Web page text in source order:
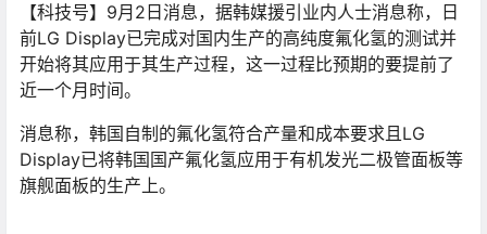
【科技号】9月2日消息，据韩媒援引业内人士消息称，日
前LG Display已完成对国内生产的高纯度氟化氢的测试并
开始将其应用于其生产过程，这一过程比预期的要提前了
近一个月时间。
消息称，韩国自制的氟化氢符合产量和成本要求且LG
Display已将韩国国产氟化氢应用于有机发光二极管面板等
旗舰面板的生产上。